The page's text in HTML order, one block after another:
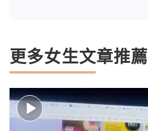
更多女生文章推薦